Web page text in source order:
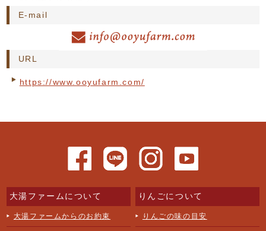
E-mail
URL
https://www.ooyufarm.com/
大湯ファームについて
大湯ファームからのお約束
りんごについて
りんごの味の目安